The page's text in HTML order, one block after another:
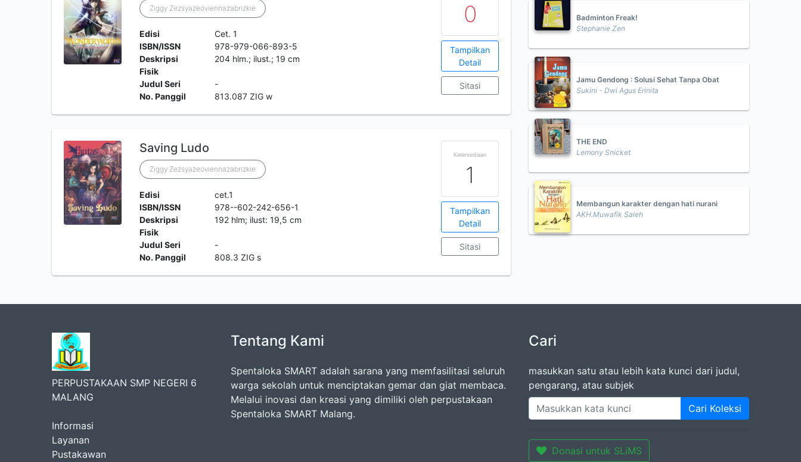
Ziggy Zezsyazeoviennazabrizkie
Edisi
Cet. 1
ISBN/ISSN
978-979-066-893-5
Deskripsi
Fisik
204 hlm.; ilust.; 19 cm
Judul Seri
-
No. Panggil
813.087 ZIG w
0
Tampilkan
Detail
Sitasi
Saving Ludo
Ziggy Zezsyazeoviennazabrizkie
Edisi
cet.1
ISBN/ISSN
978--602-242-656-1
Deskripsi
Fisik
192 hlm; ilust: 19,5 cm
Judul Seri
-
No. Panggil
808.3 ZIG s
Ketersediaan
1
Tampilkan
Detail
Sitasi
Badminton Freak!
Stephanie Zen
Jamu Gendong : Solusi Sehat Tanpa Obat
Sukini - Dwi Agus Erinita
THE END
Lemony Snicket
Membangun karakter dengan hati nurani
AKH.Muwafik Saleh
PERPUSTAKAAN SMP NEGERI 6
MALANG
Informasi
Layanan
Pustakawan
Tentang Kami
Spentaloka SMART adalah sarana yang memfasilitasi seluruh
warga sekolah untuk menciptakan gemar dan giat membaca.
Melalui inovasi dan kreasi yang dimiliki oleh perpustakaan
Spentaloka SMART Malang.
Cari
masukkan satu atau lebih kata kunci dari judul,
pengarang, atau subjek
Cari Koleksi
Donasi untuk SLiMS